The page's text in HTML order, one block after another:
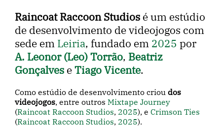
Raincoat Raccoon Studios é um estúdio
de desenvolvimento de videojogos com
sede em Leiria, fundado em 2025 por
A. Leonor (Leo) Torrão, Beatriz
Gonçalves eTiago Vicente.
Como estúdio de desenvolvimento crioudos
videojogos, entre outrosMixtape Journey
(Raincoat Raccoon Studios, 2025), eCrimson Ties
(Raincoat Raccoon Studios, 2025).